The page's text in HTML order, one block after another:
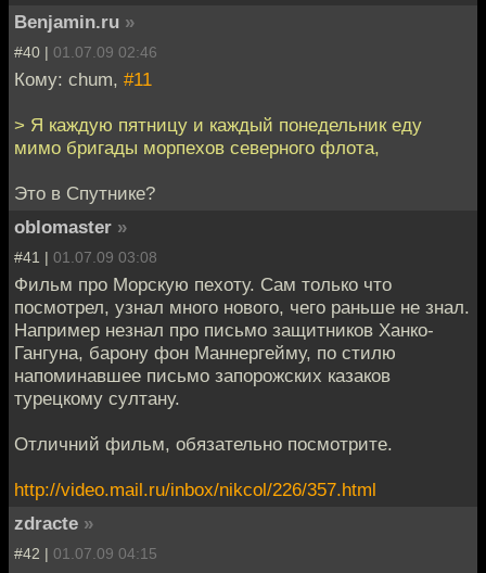
Benjamin.ru »
#40 | 01.07.09 02:46
Кому: chum, #11
> Я каждую пятницу и каждый понедельник еду
мимо бригады морпехов северного флота,
Это в Спутнике?
oblomaster »
#41 | 01.07.09 03:08
Фильм про Морскую пехоту. Сам только что
посмотрел, узнал много нового, чего раньше не знал.
Например незнал про письмо защитников Ханко-
Гангуна, барону фон Маннергейму, по стилю
напоминавшее письмо запорожских казаков
турецкому султану.
Отличний фильм, обязательно посмотрите.
http://video.mail.ru/inbox/nikcol/226/357.html
zdracte »
#42 | 01.07.09 04:15